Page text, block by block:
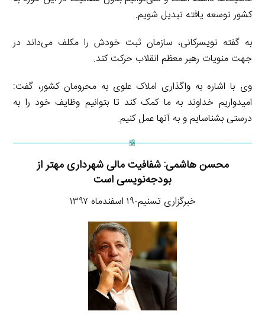
کشور توسعه یافته تبدیل شویم.
به گفته تویسرکانی، سازمان ثبت خودش را مکلف می‌داند در
جهت منویات رهبر معظم انقلاب حرکت کند.
وی با اشاره به واگذاری املاک علوی به محرومان کشور، گفت:
امیدواریم خداوند به ما کمک کند تا بتوانیم وظایف خود را به
درستی بشناسایم و به آنها عمل کنیم.
محسن هاشمی: شفافیت مالی شهرداری مهتر از
بودجه‌نویسی است
خبرگزاری تسنیم-۱۹ اسفندماه ۱۳۹۷